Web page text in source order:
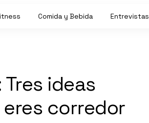
Comida y Bebida Entrevistas
ideas
corredor